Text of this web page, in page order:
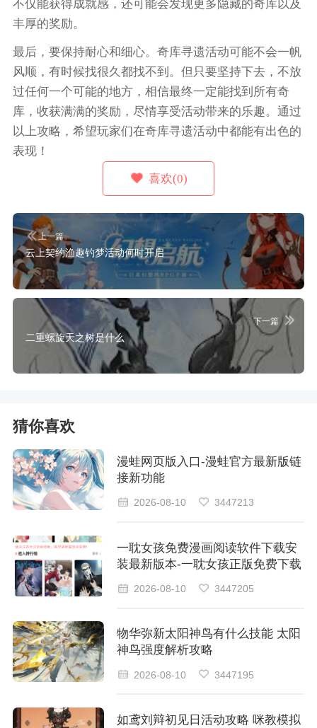
不仅能获得成就感，还可能会发现更多隐藏的奇库以及
丰厚的奖励。
最后，要保持耐心和细心。奇库寻遗活动可能不会一帆
风顺，有时候找很久都找不到。但只要坚持下去，不放
过任何一个可能的地方，相信最终一定能找到所有奇
库，收获满满的奖励，尽情享受活动带来的乐趣。通过
以上攻略，希望玩家们在奇库寻遗活动中都能有出色的
表现！
喜欢(0)
上一篇
云上契约渔趣钓梦活动何时开启
下一篇
二重螺旋天之树是什么
猜你喜欢
漫蛙网页版入口-漫蛙官方最新版链
接新功能
2026-08-10 3447213
一耽女孩免费漫画阅读软件下载安
装最新版本-一耽女孩正版免费下载
2026-08-10 3447205
物华弥新太阳神鸟有什么技能 太阳
神鸟强度解析攻略
2026-08-10 3447195
如鸢刘辩初见日活动攻略 咪教模拟